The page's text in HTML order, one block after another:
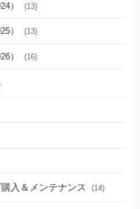
） (13)
） (13)
） (16)
入＆メンテナンス (14)